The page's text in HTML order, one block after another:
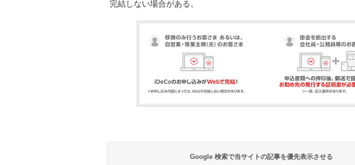
完結しない場合がある。
Google 検索で当サイトの記事を優先表示させる